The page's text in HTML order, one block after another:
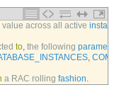
value across all active
to, the following
,
a RAC rolling fashion.